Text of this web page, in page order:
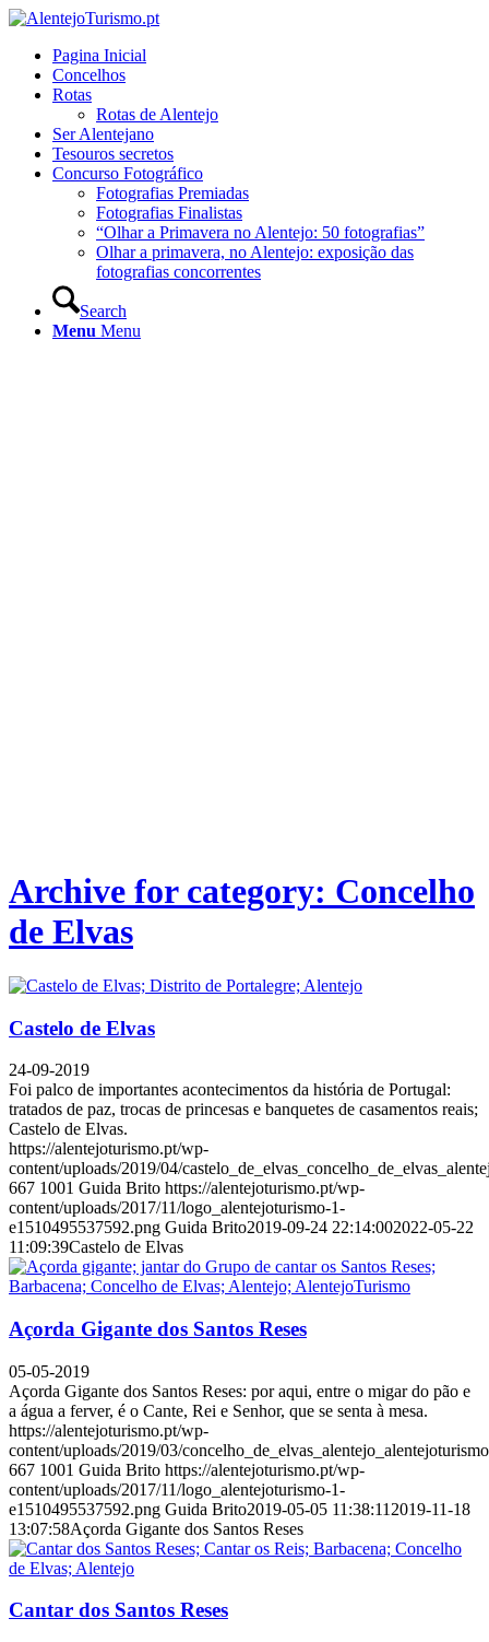
Pagina Inicial
Concelhos
Rotas
Rotas de Alentejo
Ser Alentejano
Tesouros secretos
Concurso Fotográfico
Fotografias Premiadas
Fotografias Finalistas
“Olhar a Primavera no Alentejo: 50 fotografias”
Olhar a primavera, no Alentejo: exposição das
fotografias concorrentes
Search
Menu Menu
Archive for category: Concelho
de Elvas
Castelo de Elvas
24-09-2019
Foi palco de importantes acontecimentos da história de Portugal:
tratados de paz, trocas de princesas e banquetes de casamentos reais;
Castelo de Elvas.
https://alentejoturismo.pt/wp-
content/uploads/2019/04/
667 1001 Guida Brito https://alentejoturismo.pt/wp-
content/uploads/2017/11/logo_alentejoturismo-1-
e1510495537592.png Guida Brito2019-09-24 22:14:002022-05-22
11:09:39Castelo de Elvas
Açorda Gigante dos Santos Reses
05-05-2019
Açorda Gigante dos Santos Reses: por aqui, entre o migar do pão e
a água a ferver, é o Cante, Rei e Senhor, que se senta à mesa.
https://alentejoturismo.pt/wp-
content/uploads/2019/03/
667 1001 Guida Brito https://alentejoturismo.pt/wp-
content/uploads/2017/11/logo_alentejoturismo-1-
e1510495537592.png Guida Brito2019-05-05 11:38:11 2019-11-18
13:07:58Açorda Gigante dos Santos Reses
Cantar dos Santos Reses